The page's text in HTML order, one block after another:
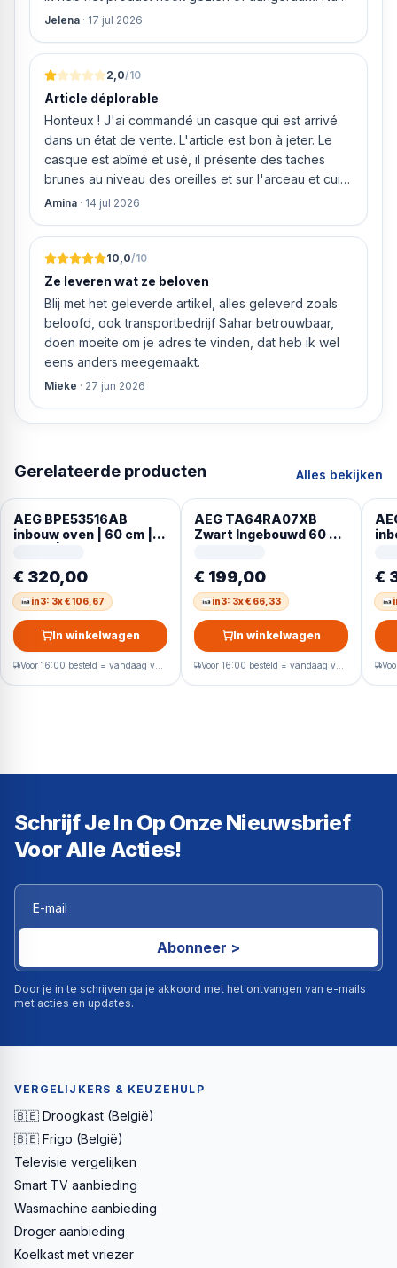
weigeren ze gewoon om mijn geld volledig terug te
van MIJN geld inhouden!
Jelena · 17 jul 2026
2,0/10
Article déplorable
Honteux ! J'ai commandé un casque qui est arrivé
dans un état de vente. L'article est bon à jeter. Le
casque est abîmé et usé, il présente des taches
brunes au niveau des oreilles et sur l'arceau et cuir
qui est craquelé ! Les coussins sont eux « dégonflés
Amina · 14 jul 2026
10,0/10
Ze leveren wat ze beloven
Blij met het geleverde artikel, alles geleverd zoals
beloofd, ook transportbedrijf Sahar betrouwbaar,
doen moeite om je adres te vinden, dat heb ik wel
eens anders meegemaakt.
Mieke · 27 jun 2026
Gerelateerde producten Alles bekijken
AEG BPE53516AB
inbouw oven | 60 cm |
€ 320,00
in3: 3x € 106,67
In winkelwagen
AEG TA64RA07XB
Zwart Ingebouwd 60 cm
€ 199,00
in3: 3x € 66,33
In winkelwagen
€
Schrijf Je In Op Onze Nieuwsbrief
Voor Alle Acties!
Abonneer >
Door je in te schrijven ga je akkoord met het ontvangen van e-mails
met acties en updates.
VERGELIJKERS & KEUZEHULP
🇧🇪 Droogkast (België)
🇧🇪 Frigo (België)
Televisie vergelijken
Smart TV aanbieding
Wasmachine aanbieding
Droger aanbieding
Koelkast met vriezer